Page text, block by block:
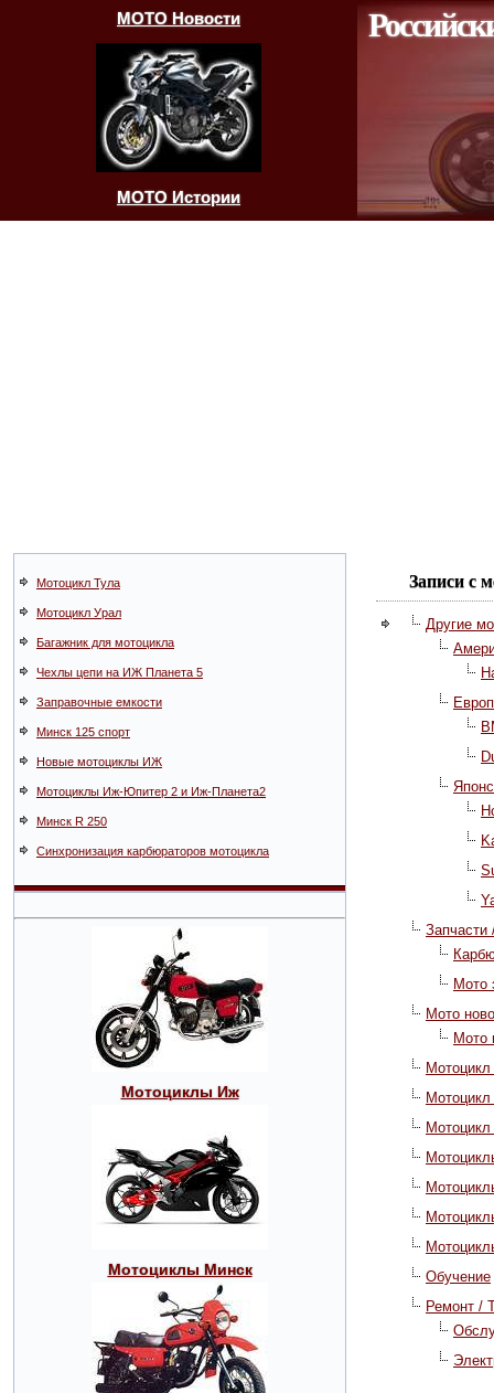
МОТО Новости
МОТО Истории
Мотоцикл Тула
Мотоцикл Урал
Багажник для мотоцикла
Чехлы цепи на ИЖ Планета 5
Заправочные емкости
Минск 125 спорт
Новые мотоциклы ИЖ
Мотоциклы Иж-Юпитер 2 и Иж-Планета2
Минск R 250
Синхронизация карбюраторов мотоцикла
Мотоциклы Иж
Мотоциклы Минск
Записи с
Другие
Мото
Мото
Мото
Обучение
Ремонт /